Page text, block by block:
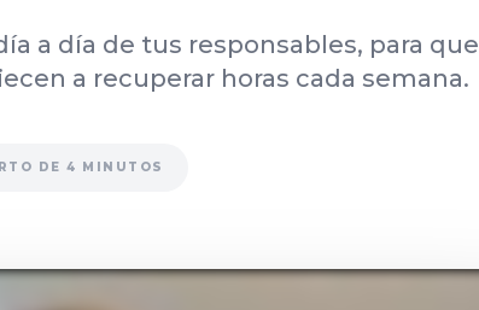
a día de tus responsables, para que
a recuperar horas cada semana.
DE 4 MINUTOS